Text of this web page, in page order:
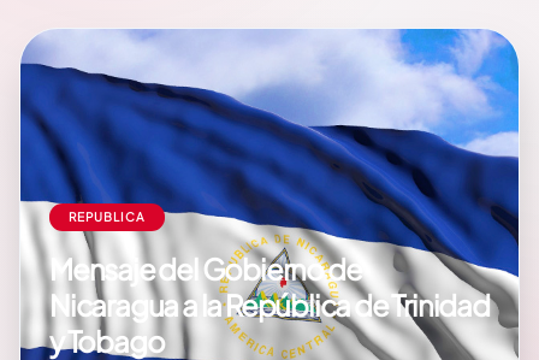
REPUBLICA
Mensaje del Gobierno de
Nicaragua a la República de Trinidad
y Tobago